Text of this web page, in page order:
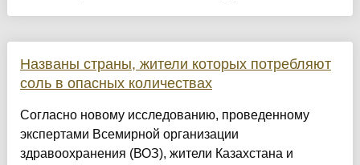
Названы страны, жители которых потребляют
соль в опасных количествах
Согласно новому исследованию, проведенному
экспертами Всемирной организации
здравоохранения (ВОЗ), жители Казахстана и